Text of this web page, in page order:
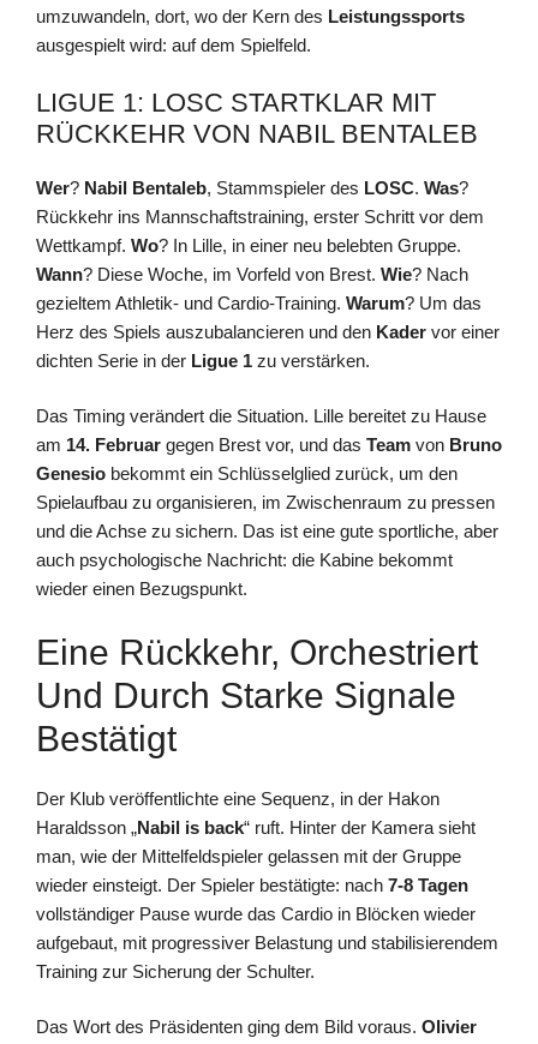
umzuwandeln, dort, wo der Kern des Leistungssports
ausgespielt wird: auf dem Spielfeld.
LIGUE 1: LOSC STARTKLAR MIT
RÜCKKEHR VON NABIL BENTALEB
Wer? Nabil Bentaleb, Stammspieler des LOSC. Was?
Rückkehr ins Mannschaftstraining, erster Schritt vor dem
Wettkampf. Wo? In Lille, in einer neu belebten Gruppe.
Wann? Diese Woche, im Vorfeld von Brest. Wie? Nach
gezieltem Athletik- und Cardio-Training. Warum? Um das
Herz des Spiels auszubalancieren und den Kader vor einer
dichten Serie in der Ligue 1 zu verstärken.
Das Timing verändert die Situation. Lille bereitet zu Hause
am 14. Februar gegen Brest vor, und das Team von Bruno
Genesio bekommt ein Schlüsselglied zurück, um den
Spielaufbau zu organisieren, im Zwischenraum zu pressen
und die Achse zu sichern. Das ist eine gute sportliche, aber
auch psychologische Nachricht: die Kabine bekommt
wieder einen Bezugspunkt.
Eine Rückkehr, Orchestriert
Und Durch Starke Signale
Bestätigt
Der Klub veröffentlichte eine Sequenz, in der Hakon
Haraldsson „Nabil is back“ ruft. Hinter der Kamera sieht
man, wie der Mittelfeldspieler gelassen mit der Gruppe
wieder einsteigt. Der Spieler bestätigte: nach 7-8 Tagen
vollständiger Pause wurde das Cardio in Blöcken wieder
aufgebaut, mit progressiver Belastung und stabilisierendem
Training zur Sicherung der Schulter.
Das Wort des Präsidenten ging dem Bild voraus. Olivier